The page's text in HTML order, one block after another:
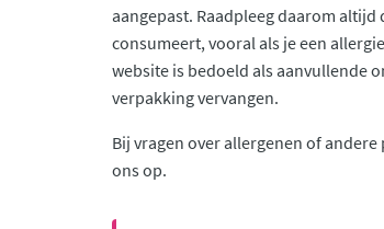
aangepast. Raadpleeg daarom
consumeert, vooral als je een
website is bedoeld als aanvullende
verpakking vervangen.
Bij vragen over allergenen of
ons op.